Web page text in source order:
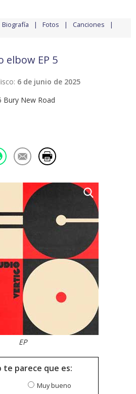
Biografía Fotos Canciones
elbow EP 5
6 de junio de 2025
Bury New Road
EP
te parece que es:
Muy bueno